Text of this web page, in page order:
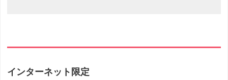
インターネット限定